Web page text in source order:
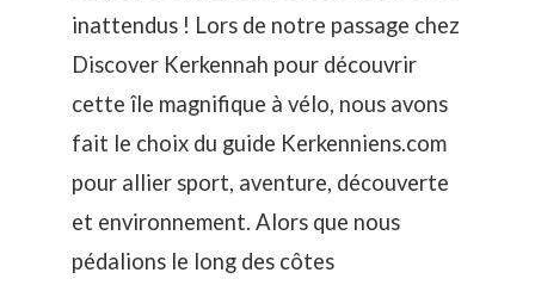
inattendus ! Lors de notre passage chez
Discover Kerkennah pour découvrir
cette île magnifique à vélo, nous avons
fait le choix du guide Kerkenniens.com
pour allier sport, aventure, découverte
et environnement. Alors que nous
pédalions le long des côtes